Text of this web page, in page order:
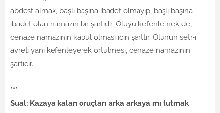
abdest almak, başlı başına ibadet olmayıp, başlı başına
ibadet olan namazın bir şartıdır. Ölüyü kefenlemek de,
cenaze namazının kabul olması için şarttır. Ölünün setr-i
avreti yani kefenleyerek örtülmesi, cenaze namazının
şartıdır.
***
Sual: Kazaya kalan oruçları arka arkaya mı tutmak